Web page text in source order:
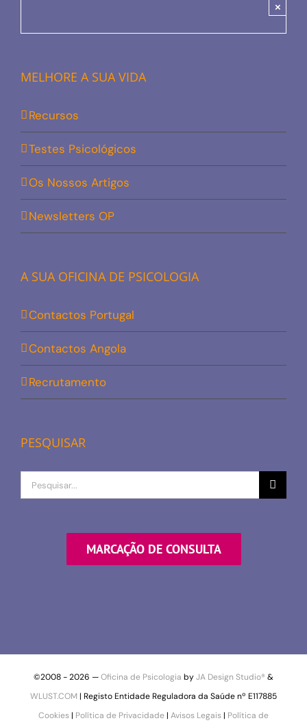
×
MELHORE A SUA VIDA
Recursos
Testes Psicológicos
Os Nossos Artigos
Newsletters OP
A SUA OFICINA DE PSICOLOGIA
Contactos Portugal
Contactos Angola
Recrutamento
PESQUISAR
Procurar
por
MARCAÇÃO DE CONSULTA
©2008 -2026 —Oficina de Psicologia byJA Design Studio®&
WLUST.COM | Registo Entidade Reguladora da Saúde nº E117885
Cookies| Política de Privacidade| Avisos Legais| Política de